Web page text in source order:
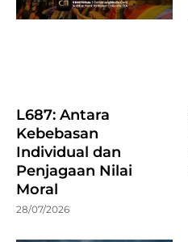
L687: Antara
Kebebasan
Individual dan
Penjagaan Nilai
Moral
28/07/2026